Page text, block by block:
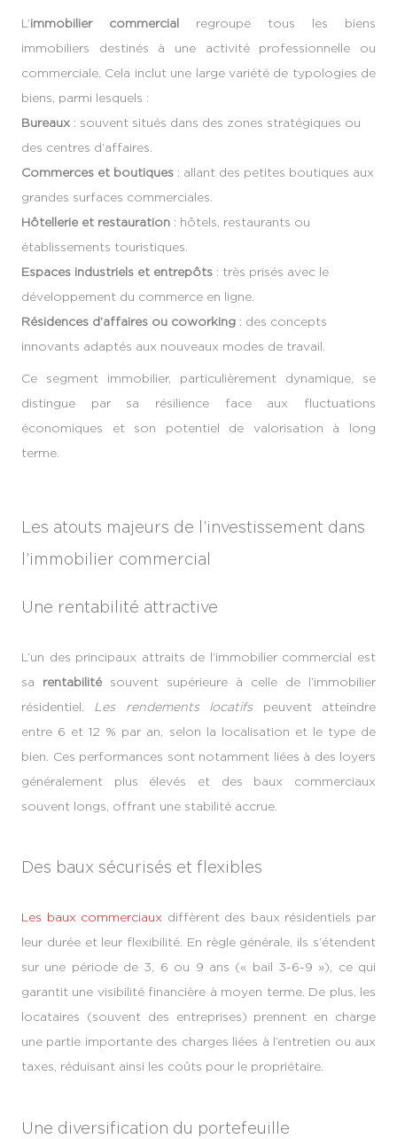
L’immobilier commercial regroupe tous les biens
immobiliers destinés à une activité professionnelle ou
commerciale. Cela inclut une large variété de typologies de
biens, parmi lesquels :
Bureaux : souvent situés dans des zones stratégiques ou
des centres d’affaires.
Commerces et boutiques : allant des petites boutiques aux
grandes surfaces commerciales.
Hôtellerie et restauration : hôtels, restaurants ou
établissements touristiques.
Espaces industriels et entrepôts : très prisés avec le
développement du commerce en ligne.
Résidences d’affaires ou coworking : des concepts
innovants adaptés aux nouveaux modes de travail.
Ce segment immobilier, particulièrement dynamique, se
distingue par sa résilience face aux fluctuations
économiques et son potentiel de valorisation à long
terme.
Les atouts majeurs de l’investissement dans
l’immobilier commercial
Une rentabilité attractive
L’un des principaux attraits de l’immobilier commercial est
sa rentabilité souvent supérieure à celle de l’immobilier
résidentiel.
Les rendements locatifspeuvent atteindre
entre 6 et 12 % par an, selon la localisation et le type de
bien. Ces performances sont notamment liées à des loyers
généralement plus élevés et des baux commerciaux
souvent longs, offrant une stabilité accrue.
Des baux sécurisés et flexibles
Les baux commerciaux diffèrent des baux résidentiels par
leur durée et leur flexibilité. En règle générale, ils s’étendent
sur une période de 3, 6 ou 9 ans (« bail 3-6-9 »), ce qui
garantit une visibilité financière à moyen terme. De plus, les
locataires (souvent des entreprises) prennent en charge
une partie importante des charges liées à l’entretien ou aux
taxes, réduisant ainsi les coûts pour le propriétaire.
Une diversification du portefeuille